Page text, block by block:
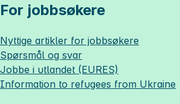
For jobbsøkere
Nyttige artikler for jobbsøkere
Spørsmål og svar
Jobbe i utlandet (EURES)
Information to refugees from Ukraine